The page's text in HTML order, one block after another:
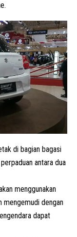
di bagian bagasi
antara dua
menggunakan
mengemudi dengan
dapat